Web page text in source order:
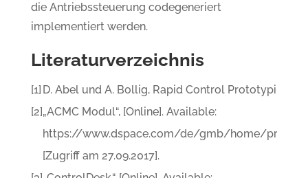
die Antriebssteuerung codegeneriert
implementiert werden.
Literaturverzeichnis
[1] D. Abel und A. Bollig, Rapid Control Prototyping,
[2]„ACMC Modul“, [Online]. Available:
https://www.dspace.com/de/gmb/home/
[Zugriff am 27.09.2017].